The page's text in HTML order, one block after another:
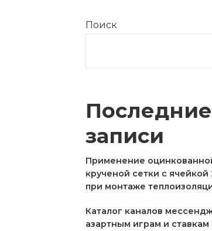
Поиск
Последние
записи
Применение
крученой сетки с ячейкой
при монтаже
Каталог каналов
азартным играм и ставкам